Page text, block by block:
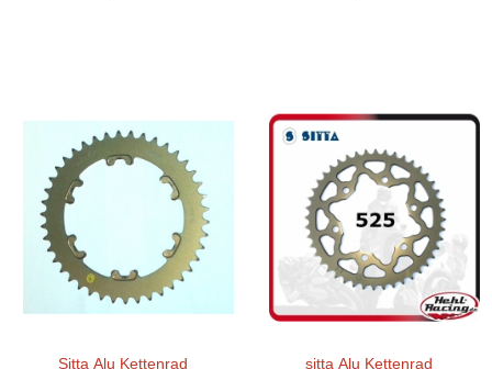
Sitta Alu Kettenrad
sitta Alu Kettenrad